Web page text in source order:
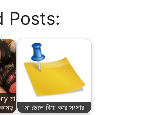
Posts:
মা
মা ছেলে বিয়ে করে সংসার